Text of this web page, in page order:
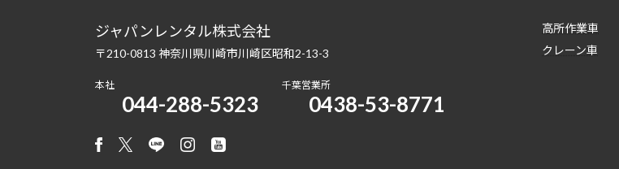
ジャパンレンタル株式会社
〒210-0813 神奈川県川崎市川崎区昭和2-13-3
本社
044-288-5323
千葉営業所
0438-53-8771
高所作業車
クレーン車